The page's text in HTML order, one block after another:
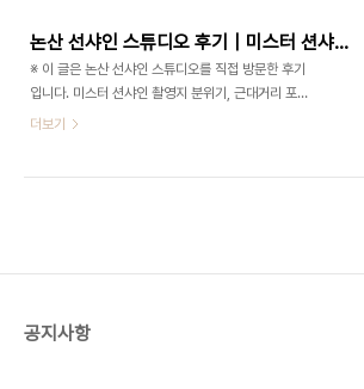
다. 바로 반야사입니다. 처음에는 조용히 걷기 좋은
사찰 정도로 생각하고 방문했는데, 실제로 가보니 일
반적인 사찰과는 분위기가 조금 달랐습니다. 대웅전
과 마당이 있는 사찰 공간도 좋았지만, 반야사는 무엇
보다 절벽 풍경과 동굴법당이 인상적인 곳이었습니
동굴법당이 있어, 사찰 안에서도 색다른 분위기를 느
논산 선샤인 스튜디오 후기｜미스터 션샤인 촬영지, 아이와 가볼만한 근대거리
※ 이 글은 논산 선샤인 스튜디오를 직접 방문한 후기
입니다. 미스터 션샤인 촬영지 분위기, 근대거리 포토
존, 아이와 함께 둘러본 후기, 교복체험, 야경 분위기
다 보면 오래된 간판과 전차, 근대 건물들이 이어지면
더보기
공지사항